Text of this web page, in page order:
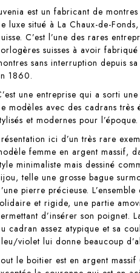
est un fabricant de montres
luxe situé à La Chaux-de-Fonds,
C’est l’une des rares
suisses à avoir fabriqué
sans interruption depuis
1860.
une entreprise qui a sorti
modèles avec des cadrans très
et modernes pour l’époque.
ici d’un très rare
femme en argent massif,
minimaliste mais dessiné
telle une grosse bague
pierre précieuse. L’ensemble
et rigide, une partie
d’insérer son poignet.
cadran assez atypique et sa
violet lui donne beaucoup
le boitier est en argent